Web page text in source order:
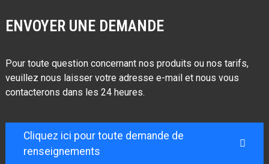
ENVOYER UNE DEMANDE
Pour toute question concernant nos produits ou nos tarifs,
veuillez nous laisser votre adresse e-mail et nous vous
contacterons dans les 24 heures.
Cliquez ici pour toute demande de
renseignements